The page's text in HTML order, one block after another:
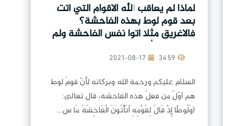
لماذا لم يعاقب الله الاقوام التي اتت
بعد قوم لوط بهذه الفاحشة؟
فالاغريق مثلا اتوا نفس الفاحشة ولم
يعاقبهم الله لماذا خص الرس و قوم
لوط؟ 2021-08-17
السلام عليكم ورحمة الله وبركاته لأنّ قومَ لوط
هم أوّلُ من فعلَ هذه الفاحشة، قال تعالى:
(وَلُوطًا إِذْ قَالَ لِقَوْمِهِ أَتَأْتُونَ الْفَاحِشَةَ مَا س...